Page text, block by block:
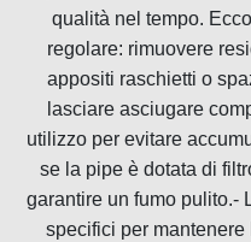
qualità nel tempo.
regolare: rimuovere
appositi raschietti o
lasciare asciugare
utilizzo per evitare
se la pipe è dotata di
garantire un fumo pulito.-
specifici per